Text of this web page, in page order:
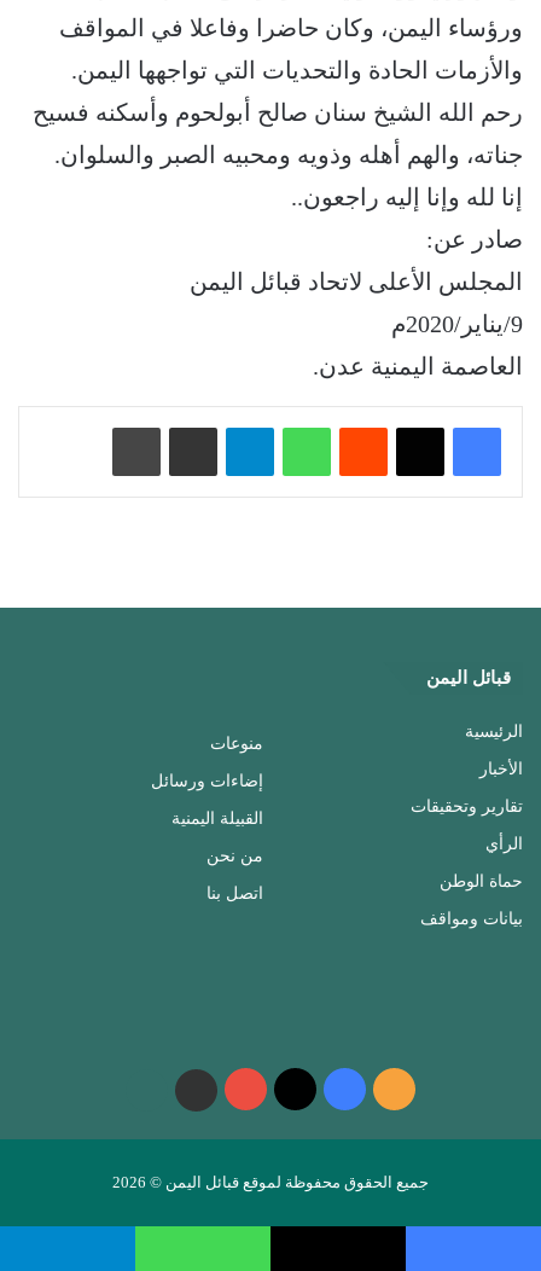
ورؤساء اليمن، وكان حاضرا وفاعلا في المواقف
والأزمات الحادة والتحديات التي تواجهها اليمن.
رحم الله الشيخ سنان صالح أبولحوم وأسكنه فسيح
جناته، والهم أهله وذويه ومحبيه الصبر والسلوان.
إنا لله وإنا إليه راجعون..
صادر عن:
المجلس الأعلى لاتحاد قبائل اليمن
9/يناير/2020م
العاصمة اليمنية عدن.
واتساب تيلقرام
قبائل اليمن
الرئيسية
الأخبار
تقارير وتحقيقات
الرأي
حماة الوطن
بيانات ومواقف
منوعات
إضاءات ورسائل
القبيلة اليمنية
من نحن
اتصل بنا
ملخص
الموقع
RSS
فيسبوك ‫X
‫YouTubeواتساب
جميع الحقوق محفوظة لموقع قبائل اليمن © 2026